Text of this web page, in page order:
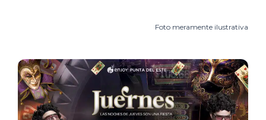
Foto meramente ilustrativa